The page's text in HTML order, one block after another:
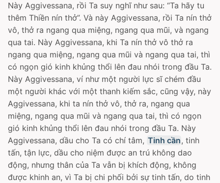
Này Aggivessana, rồi Ta suy nghĩ như sau: “Ta hãy tu
thêm Thiền nín thở”. Và này Aggivessana, rồi Ta nín thở
vô, thở ra ngang qua miệng, ngang qua mũi, và ngang
qua tai. Này Aggivessana, khi Ta nín thở vô thở ra
ngang qua miệng, ngang qua mũi và ngang qua tai, thì
có ngọn gió kinh khủng thổi lên đau nhói trong đầu Ta.
Này Aggivessana, ví như một người lực sĩ chém đầu
một người khác với một thanh kiếm sắc, cũng vậy, này
Aggivessana, khi ta nín thở vô, thở ra, ngang qua
miệng, ngang qua mũi và ngang qua tai, thì có ngọn
gió kinh khủng thổi lên đau nhói trong đầu Ta. Này
Aggivessana, dầu cho Ta có chí tâm, Tinh cần, tinh
tấn, tận lực, dầu cho niệm được an trú không dao
động, nhưng thân của Ta vẫn bị khích động, không
được khinh an, vì Ta bị chi phối bởi sự tinh tấn, do tinh